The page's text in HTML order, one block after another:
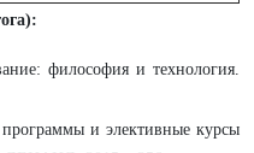
философия и технология.
и элективные курсы